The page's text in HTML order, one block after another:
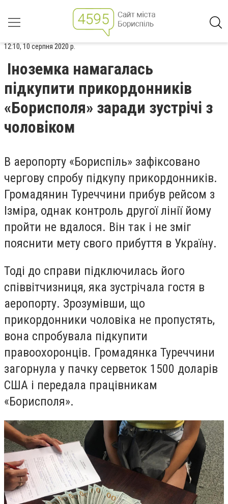
12:10, 10 серпня 2020 р.
Іноземка намагалась
підкупити прикордонників
«Борисполя» заради зустрічі з
чоловіком
В аеропорту «Бориспіль» зафіксовано
чергову спробу підкупу прикордонників.
Громадянин Туреччини прибув рейсом з
Ізміра, однак контроль другої лінії йому
пройти не вдалося. Він так і не зміг
пояснити мету свого прибуття в Україну.
Тоді до справи підключилась його
співвітчизниця, яка зустрічала гостя в
аеропорту. Зрозумівши, що
прикордонники чоловіка не пропустять,
вона спробувала підкупити
правоохоронців. Громадянка Туреччини
загорнула у пачку серветок 1500 доларів
США і передала працівникам
«Борисполя».